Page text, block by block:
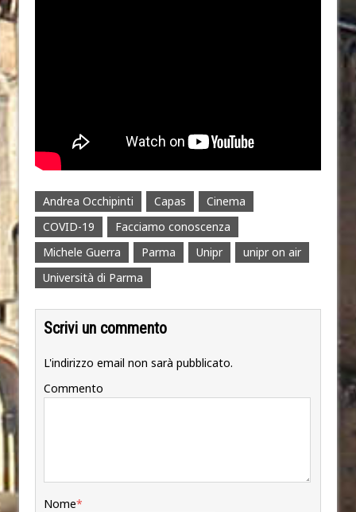
Andrea Occhipinti Capas
Cinema
COVID-19
Facciamo conoscenza
Michele Guerra
Parma Unipr
unipr on air
Università di Parma
Scrivi un commento
L'indirizzo email non sarà pubblicato.
Commento
Nome*